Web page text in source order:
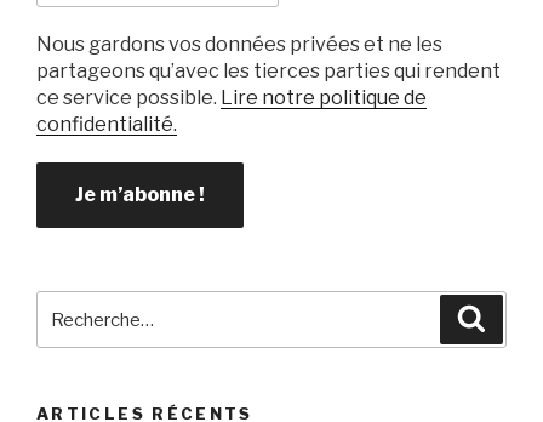
Nous gardons vos données privées et ne les
partageons qu’avec les tierces parties qui rendent
ce service possible. Lire notre politique de
confidentialité.
pour
ARTICLES RÉCENTS